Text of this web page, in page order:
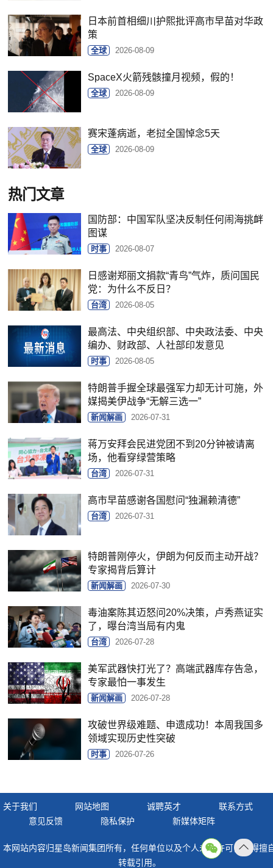
日本前首相细川护熙批评高市早苗对华政
策
全球 2026-08-09
SpaceX火箭残骸撞月视频，假的！
全球 2026-08-09
赛宋蓬病逝，老挝全国悼念5天
全球 2026-08-09
热门文章
国防部：中国军队坚决反制任何闹海挑衅
图谋
时事 2026-08-07
日感谢郑丽文捐款“青鸟”气炸，质问国民
党：为什么不反日？
台湾 2026-08-05
最高法、中央组织部、中央政法委、中央
编办、财政部、人社部印发意见
时事 2026-08-05
特朗普手握全球最强军力却无计可施，外
媒揭美伊战争“无解三选一”
新闻解画 2026-07-31
蒋万安拜会民进党团不到20分钟被请离
场，他看穿绿营策略
台湾 2026-07-31
高市早苗感谢各国慰问“独漏赖清德”
台湾 2026-07-31
特朗普刚停火，伊朗为何反而主动开战？
专家揭背后算计
新闻解画 2026-07-30
毒油案陈其迈怒问20%决策，卢秀燕证实
了，曝台湾当局有内鬼
台湾 2026-07-28
美军武器快打光了？高端武器库存告急，
专家最怕一事发生
新闻解画 2026-07-28
攻破世界级难题、申遗成功！本周我国多
领域实现历史性突破
时事 2026-07-26
关于我们 网站地图 诚聘英才
联系方式
意见反馈
隐私保护 新媒体矩阵
本网站内容归星岛新闻集团所有，任何单位以及个人未经许可，不得擅
转载引用。